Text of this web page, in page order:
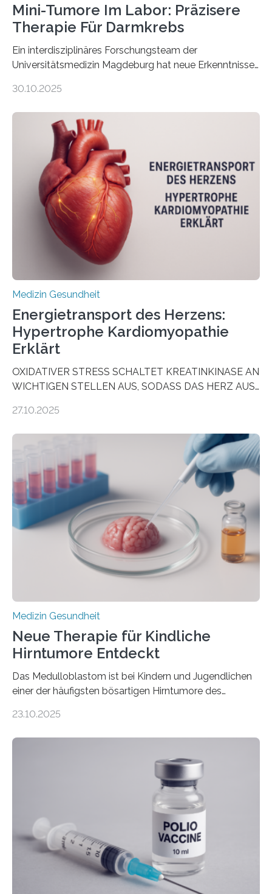
Mini-Tumore Im Labor: Präzisere
Therapie Für Darmkrebs
Ein interdisziplinäres Forschungsteam der
Universitätsmedizin Magdeburg hat neue Erkenntnisse
behandelt werden kann. In ihrer aktuellen Studie,
Oncology, zeigen die Forschenden, dass Mini-Tumore
aus Gewebe von Patientinnen und Patienten –
sogenannte Organoide – genutzt werden können, um
vorab zu prüfen, welche Medikamente am besten
wirken. Dabei wurde ein Eiweiß identifiziert, das künftig
als Biomarker für die Wahl der passenden Therapie
dienen könnte. Darmkrebs zählt weltweit zu den
häufigsten Krebsarten und stellt…
30.10.2025
Medizin Gesundheit
Energietransport des Herzens:
Hypertrophe Kardiomyopathie
Erklärt
OXIDATIVER STRESS SCHALTET KREATINKINASE AN
WICHTIGEN STELLEN AUS, SODASS DAS HERZ AUS
aus dem Deutschen Zentrum für Herzinsuffizienz
im Journal Circulation, warum der Energietransport bei
der Hypertrophen Kardiomyopathie (HCM) versagen
kann und wie sich durch eine Verringerung der
Herzbelastung und des oxidativen Stresses
Rhythmusstörungen reduzieren lassen. Würzburg. Die
hypertrophe Kardiomyopathie (HCM) ist die häufigste
erblich bedingte Herzerkrankung. Sie führt dazu, dass
sich die linke Herzkammer verdickt, der Herzmuskel zu
stark kontrahiert…
27.10.2025
Medizin Gesundheit
Neue Therapie für Kindliche
Hirntumore Entdeckt
Das Medulloblastom ist bei Kindern und Jugendlichen
einer der häufigsten bösartigen Hirntumore des
Betroffenen können mit heutigen Methoden geheilt
Dringend benötigt werden zielgerichtete Therapien, die
nur Tumorschwachstellen angreifen und normales
Gewebe verschonen. Forschende um Daniel Merk vom
Hertie-Institut für klinische Hirnforschung am
Universitätsklinikum Tübingen haben eine solche
Schwachstelle im Erbgut einer Untergruppe des
Medulloblastoms gefunden. Die Wilhelm Sander-
Stiftung unterstützte das Projekt…
23.10.2025